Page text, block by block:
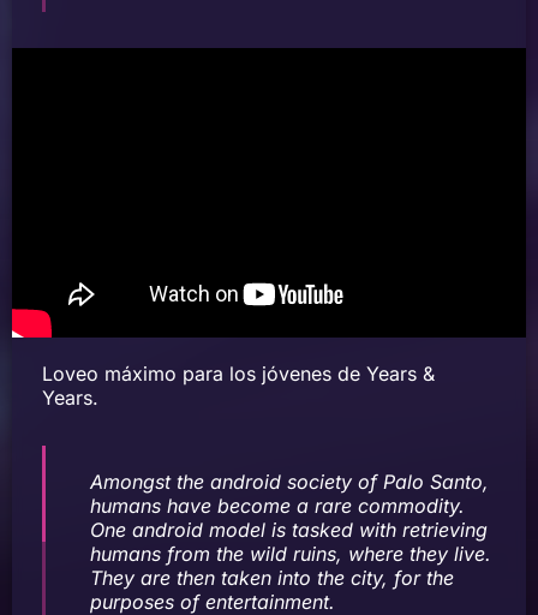
Loveo máximo para los jóvenes de Years &
Years.
Amongst the android society of Palo Santo,
humans have become a rare commodity.
One android model is tasked with retrieving
humans from the wild ruins, where they live.
They are then taken into the city, for the
purposes of entertainment.